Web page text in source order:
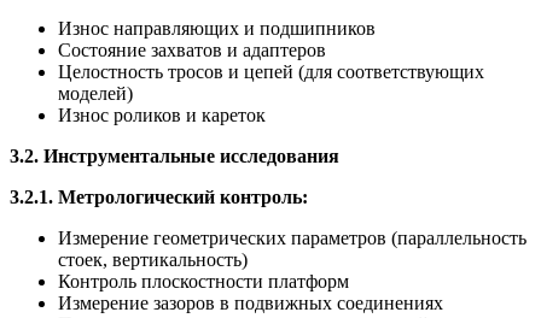
Износ направляющих и подшипников
Состояние захватов и адаптеров
Целостность тросов и цепей (для соответствующих
моделей)
Износ роликов и кареток
3.2. Инструментальные исследования
3.2.1. Метрологический контроль:
Измерение геометрических параметров (параллельность
стоек, вертикальность)
Контроль плоскостности платформ
Измерение зазоров в подвижных соединениях